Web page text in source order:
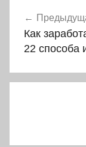
по
записям
Как
22 способа